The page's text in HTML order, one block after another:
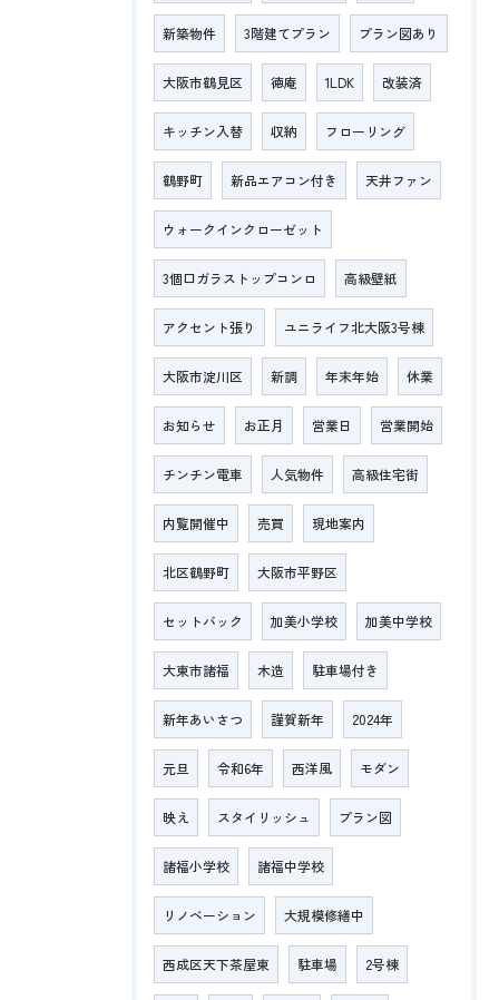
新築物件 3階建てプラン プラン図あり
大阪市鶴見区 徳庵 1LDK 改装済
キッチン入替 収納 フローリング
鶴野町 新品エアコン付き 天井ファン
ウォークインクローゼット
3個口ガラストップコンロ 高級壁紙
アクセント張り ユニライフ北大阪3号棟
大阪市淀川区 新調 年末年始 休業
お知らせ お正月 営業日 営業開始
チンチン電車 人気物件 高級住宅街
内覧開催中 売買 現地案内
北区鶴野町 大阪市平野区
セットバック 加美小学校 加美中学校
大東市諸福 木造 駐車場付き
新年あいさつ 謹賀新年 2024年
元旦 令和6年 西洋風 モダン
映え スタイリッシュ プラン図
諸福小学校 諸福中学校
リノベーション 大規模修繕中
西成区天下茶屋東 駐車場 2号棟